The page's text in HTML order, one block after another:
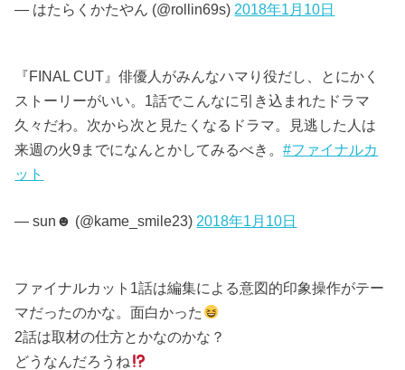
— はたらくかたやん (@rollin69s) 2018年1月10日
『FINAL CUT』俳優人がみんなハマり役だし、とにかく
ストーリーがいい。1話でこんなに引き込まれたドラマ
久々だわ。次から次と見たくなるドラマ。見逃した人は
来週の火9までになんとかしてみるべき。#ファイナルカ
ット
— sun☻ (@kame_smile23) 2018年1月10日
ファイナルカット1話は編集による意図的印象操作がテー
マだったのかな。面白かった
2話は取材の仕方とかなのかな？
どうなんだろうね